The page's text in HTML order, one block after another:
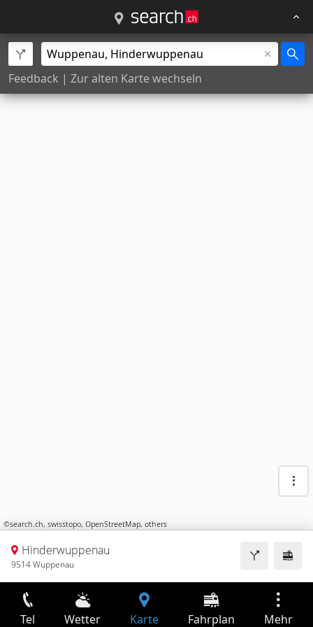
Feedback | Zur alten Karte wechseln
©search.ch, swisstopo, OpenStreetMap, others
Hinderwuppenau
9514 Wuppenau
Tel Wetter Karte Fahrplan Mehr